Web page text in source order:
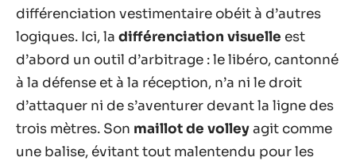
différenciation vestimentaire obéit à d’autres
logiques. Ici, la différenciation visuelle est
d’abord un outil d’arbitrage : le libéro, cantonné
à la défense et à la réception, n’a ni le droit
d’attaquer ni de s’aventurer devant la ligne des
trois mètres. Son maillot de volleyagit comme
une balise, évitant tout malentendu pour les